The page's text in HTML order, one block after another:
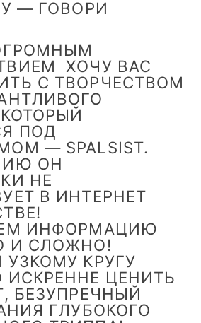
— ГОВОРИ
ХОЧУ ВАС
С ТВОРЧЕСТВОМ
ПОД
— SPALSIST.
ОН
НЕ
В ИНТЕРНЕТ
ИНФОРМАЦИЮ
И СЛОЖНО!
КРУГУ
ЦЕНИТЬ
БЕЗУПРЕЧНЫЙ
ГЛУБОКОГО